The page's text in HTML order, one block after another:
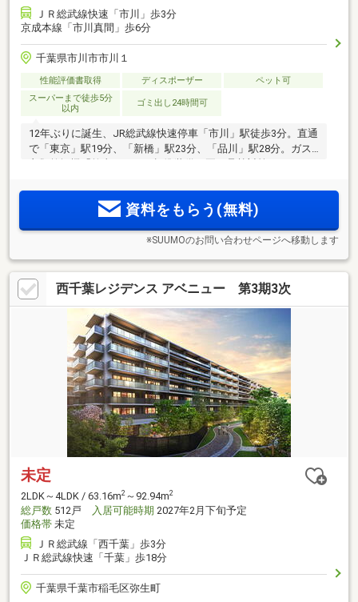
ＪＲ総武線快速「市川」歩3分
京成本線「市川真間」歩6分
千葉県市川市市川１
性能評価書取得 ディスポーザー
ペット可
スーパーまで徒歩5分
以内
ゴミ出し24時間可
12年ぶりに誕生、JR総武線快速停車「市川」駅徒歩3分。直通
で「東京」駅19分、「新橋」駅23分、「品川」駅28分。ガス
衣類乾燥機「乾太くん」を標準装備。夏の暑熱対策やZEH-M
療・自然も充実
資料をもらう(無料)
※SUUMOのお問い合わせページへ移動します
西千葉レジデンス アベニュー 第3期3次
未定
2LDK～4LDK / 63.16m2 ～92.94m2
総戸数 512戸 入居可能時期 2027年2月下旬予定
価格帯 未定
ＪＲ総武線「西千葉」歩3分
ＪＲ総武線快速「千葉」歩18分
千葉県千葉市稲毛区弥生町